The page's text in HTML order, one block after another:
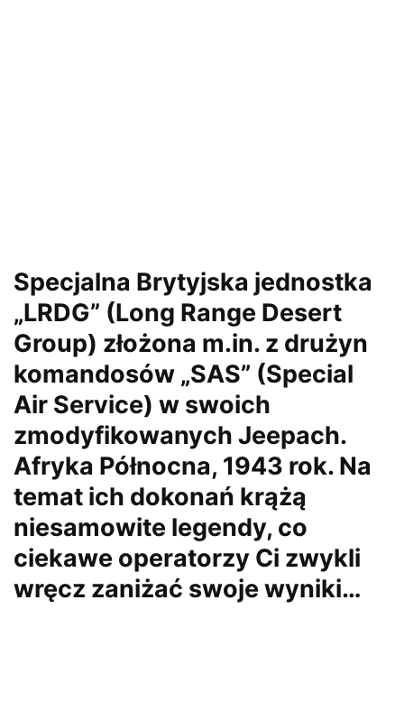
Specjalna Brytyjska jednostka
„LRDG” (Long Range Desert
Group) złożona m.in. z drużyn
komandosów „SAS” (Special
Air Service) w swoich
zmodyfikowanych Jeepach.
Afryka Północna, 1943 rok. Na
temat ich dokonań krążą
niesamowite legendy, co
ciekawe operatorzy Ci zwykli
wręcz zaniżać swoje wyniki…